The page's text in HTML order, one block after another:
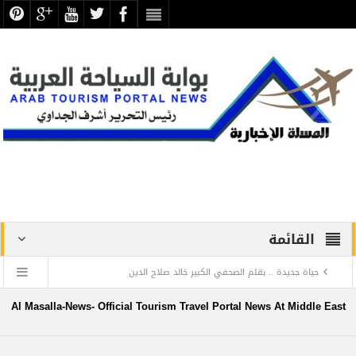
القائمة
حياة جديدة .. بقلم الصحفي الكبير خالد صلاح الدين
دراسة علمية ترصد الاكتشافات الأثرية والتطوير بجبانة الشاطبي
Al Masalla-News- Official Tourism Travel Portal News At Middle East